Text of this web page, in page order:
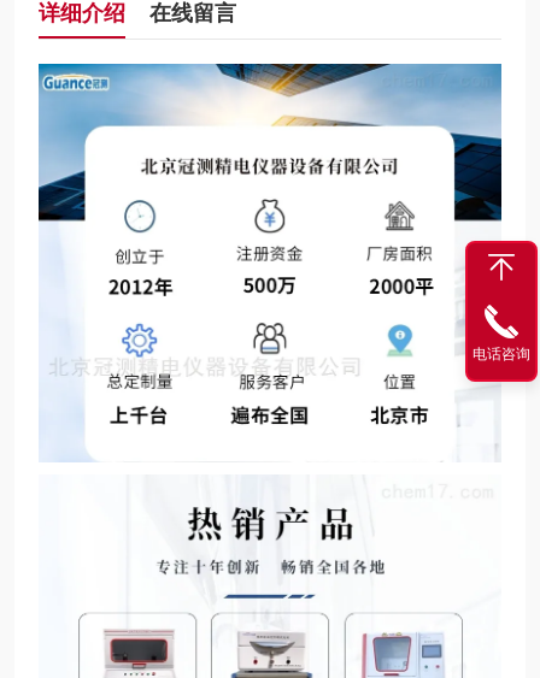
详细介绍 在线留言
电话咨询